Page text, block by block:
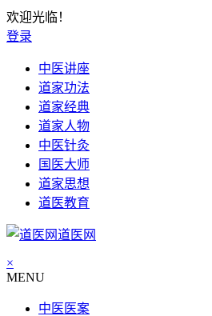
欢迎光临！
登录
中医讲座
道家功法
道家经典
道家人物
中医针灸
国医大师
道家思想
道医教育
道医网
×
MENU
中医医案